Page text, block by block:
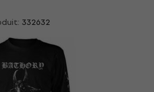
332632